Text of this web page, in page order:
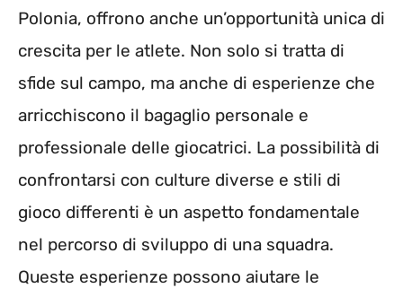
Polonia, offrono anche un’opportunità unica di
crescita per le atlete. Non solo si tratta di
sfide sul campo, ma anche di esperienze che
arricchiscono il bagaglio personale e
professionale delle giocatrici. La possibilità di
confrontarsi con culture diverse e stili di
gioco differenti è un aspetto fondamentale
nel percorso di sviluppo di una squadra.
Queste esperienze possono aiutare le